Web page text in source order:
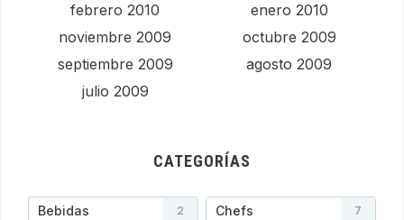
febrero 2010
enero 2010
noviembre 2009
octubre 2009
septiembre 2009
agosto 2009
julio 2009
CATEGORÍAS
Bebidas 2 Chefs 7